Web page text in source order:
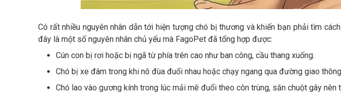
Có rất nhiều nguyên nhân dẫn tới hiện tượng chó bị thương và khiến bạn phải tìm
đây là một số nguyên nhân chủ yếu mà FagoPet đã tổng hợp được:
Cún con bị rơi hoặc bị ngã từ phía trên cao như ban công, cầu thang xuống.
Chó bị xe đâm trong khi nô đùa đuổi nhau hoặc chạy ngang qua đường giao
Chó lao vào gương kính trong lúc mải mê đuổi theo côn trùng, săn chuột gây nên